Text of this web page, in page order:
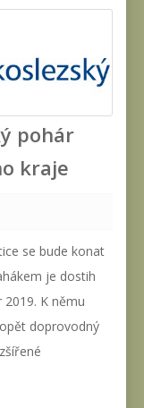
pohár
kraje
se bude konat
je dostih
K němu
doprovodný